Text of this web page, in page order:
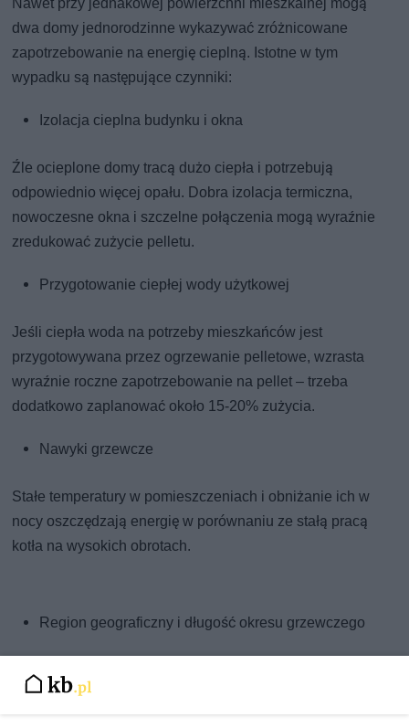
dwa domy jednorodzinne wykazywać zróżnicowane
zapotrzebowanie na energię cieplną. Istotne w tym
wypadku są następujące czynniki:
Izolacja cieplna budynku i okna
Źle ocieplone domy tracą dużo ciepła i potrzebują
odpowiednio więcej opału. Dobra izolacja termiczna,
nowoczesne okna i szczelne połączenia mogą wyraźnie
zredukować zużycie pelletu.
Przygotowanie ciepłej wody użytkowej
Jeśli ciepła woda na potrzeby mieszkańców jest
przygotowywana przez ogrzewanie pelletowe, wzrasta
wyraźnie roczne zapotrzebowanie na pellet – trzeba
dodatkowo zaplanować około 15-20% zużycia.
Nawyki grzewcze
Stałe temperatury w pomieszczeniach i obniżanie ich w
nocy oszczędzają energię w porównaniu ze stałą pracą
kotła na wysokich obrotach.
Region geograficzny i długość okresu grzewczego
zużycie pelletu wypada znacząco wyższe niż w regionach